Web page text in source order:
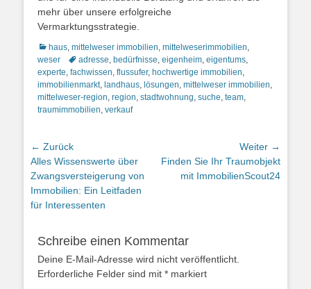
mehr über unsere erfolgreiche
Vermarktungsstrategie.
Kategorien
haus, mittelweser immobilien, mittelweserimmobilien,
weser
Schlagworte
adresse, bedürfnisse, eigenheim, eigentums,
experte, fachwissen, flussufer, hochwertige immobilien,
immobilienmarkt, landhaus, lösungen, mittelweser immobilien,
mittelweser-region, region, stadtwohnung, suche, team,
traumimmobilien, verkauf
Beitragsnavigation
← Zurück
Vorheriger
Beitrag:
Alles Wissenswerte über
Zwangsversteigerung von
Immobilien: Ein Leitfaden
für Interessenten
Weiter →
Nächster
Beitrag:
Finden Sie Ihr Traumobjekt
mit ImmobilienScout24
Schreibe einen Kommentar
Deine E-Mail-Adresse wird nicht veröffentlicht.
Erforderliche Felder sind mit * markiert